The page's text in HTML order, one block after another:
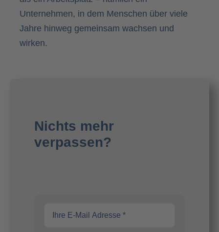
Unternehmen, in dem Menschen über viele
Jahre hinweg gemeinsam wachsen und
wirken.
Nichts mehr
verpassen?